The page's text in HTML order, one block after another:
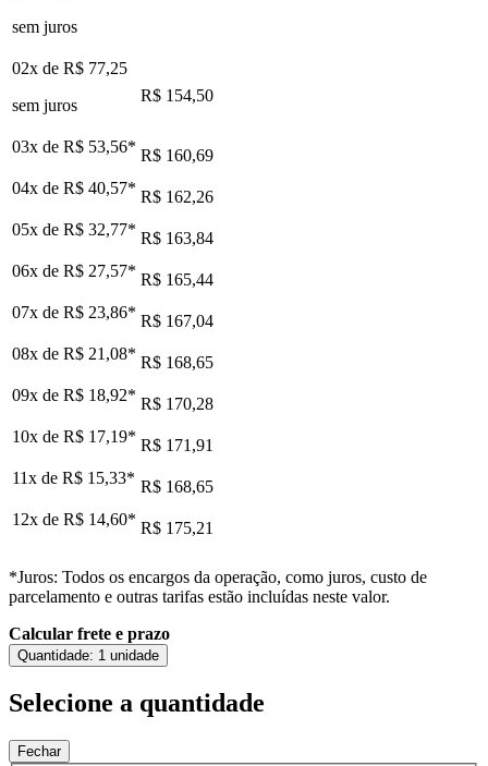
sem juros
02x de R$ 77,25
sem juros
R$ 154,50
03x de R$ 53,56* R$ 160,69
04x de R$ 40,57* R$ 162,26
05x de R$ 32,77* R$ 163,84
06x de R$ 27,57* R$ 165,44
07x de R$ 23,86* R$ 167,04
08x de R$ 21,08* R$ 168,65
09x de R$ 18,92* R$ 170,28
10x de R$ 17,19* R$ 171,91
11x de R$ 15,33* R$ 168,65
12x de R$ 14,60* R$ 175,21
*Juros: Todos os encargos da operação, como juros, custo de
parcelamento e outras tarifas estão incluídas neste valor.
Calcular frete e prazo
Quantidade: 1 unidade
Selecione a quantidade
Fechar